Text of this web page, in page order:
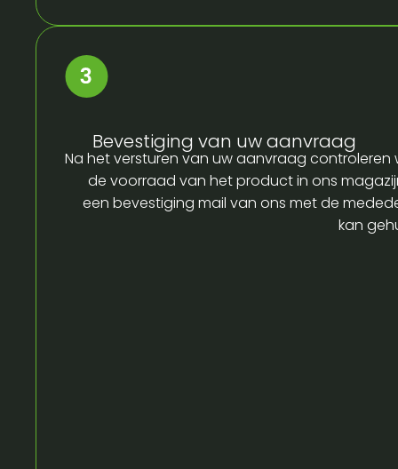
Bevestiging van uw aanvraag
Na het versturen van uw aanvraag controleren
de voorraad van het product in ons
een bevestiging mail van ons met de
kan